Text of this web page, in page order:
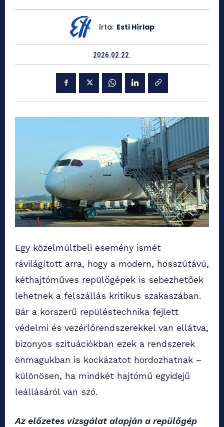
írta: Esti Hírlap
2026.02.22.
Egy közelmúltbeli esemény ismét
rávilágított arra, hogy a modern, hosszútávú,
kéthajtóműves repülőgépek is sebezhetőek
lehetnek a felszállás kritikus szakaszában.
Bár a korszerű repüléstechnika fejlett
védelmi és vezérlőrendszerekkel van ellátva,
bizonyos szituációkban ezek a rendszerek
önmagukban is kockázatot hordozhatnak –
különösen, ha mindkét hajtómű egyidejű
leállásáról van szó.
Az előzetes vizsgálat alapján a repülőgép